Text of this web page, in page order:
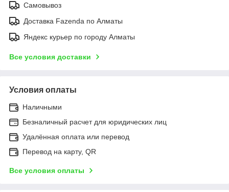
Самовывоз
Доставка Fazenda по Алматы
Яндекс курьер по городу Алматы
Все условия доставки
Условия оплаты
Наличными
Безналичный расчет для юридических лиц
Удалённая оплата или перевод
Перевод на карту, QR
Все условия оплаты